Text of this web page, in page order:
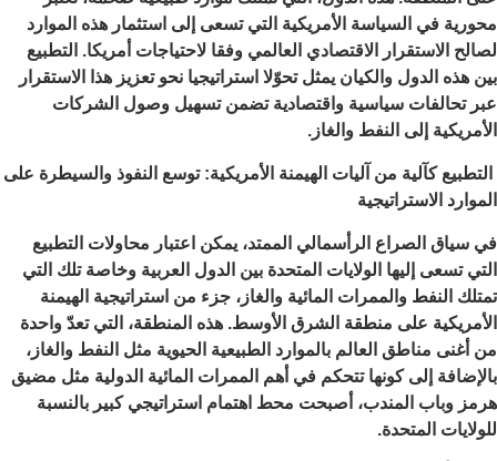
محورية في السياسة الأمريكية التي تسعى إلى استثمار هذه الموارد
لصالح الاستقرار الاقتصادي العالمي وفقا لاحتياجات أمريكا. التطبيع
بين هذه الدول والكيان يمثل تحوّلا استراتيجيا نحو تعزيز هذا الاستقرار
عبر تحالفات سياسية واقتصادية تضمن تسهيل وصول الشركات
الأمريكية إلى النفط والغاز.
التطبيع كآلية من آليات الهيمنة الأمريكية: توسع النفوذ والسيطرة على
الموارد الاستراتيجية
في سياق الصراع الرأسمالي الممتد، يمكن اعتبار محاولات التطبيع
التي تسعى إليها الولايات المتحدة بين الدول العربية وخاصة تلك التي
تمتلك النفط والممرات المائية والغاز، جزء من استراتيجية الهيمنة
الأمريكية على منطقة الشرق الأوسط. هذه المنطقة، التي تعدّ واحدة
من أغنى مناطق العالم بالموارد الطبيعية الحيوية مثل النفط والغاز،
بالإضافة إلى كونها تتحكم في أهم الممرات المائية الدولية مثل مضيق
هرمز وباب المندب، أصبحت محط اهتمام استراتيجي كبير بالنسبة
للولايات المتحدة.